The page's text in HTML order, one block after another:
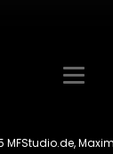
MFStudio.de,